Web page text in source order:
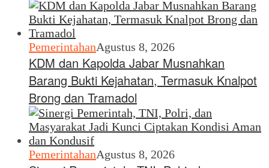
PemerintahanAgustus 8, 2026
KDM dan Kapolda Jabar Musnahkan
Barang Bukti Kejahatan, Termasuk Knalpot
Brong dan Tramadol
PemerintahanAgustus 8, 2026